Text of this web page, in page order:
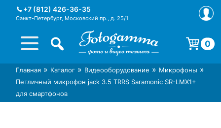
+7 (812) 426-36-35
Санкт-Петербург, Московский пр., д. 25/1
Интернет-магазин фототехники
Foto-Gamma в СПб
Магазин фотоаксессуаров foto-
gamma.ru
0
Корзина пуста.
Главная » Каталог » Видеооборудование » Микрофоны »
Петличный микрофон jack 3.5 TRRS Saramonic SR-LMX1+
для смартфонов